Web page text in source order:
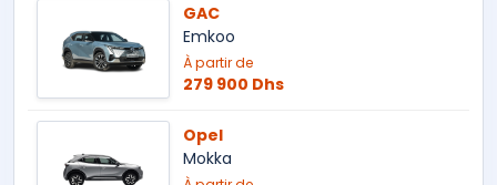
GAC
Emkoo
À partir de
279 900 Dhs
Opel
Mokka